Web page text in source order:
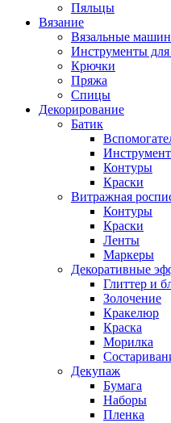
Пяльцы
Вязание
Вязальные
Инструменты для
Крючки
Пряжа
Спицы
Декорирование
Батик
Контуры
Краски
Витражная
Контуры
Краски
Ленты
Маркеры
Декоративные
Глиттер и
Золочение
Кракелюр
Краска
Морилка
Декупаж
Бумага
Наборы
Пленка